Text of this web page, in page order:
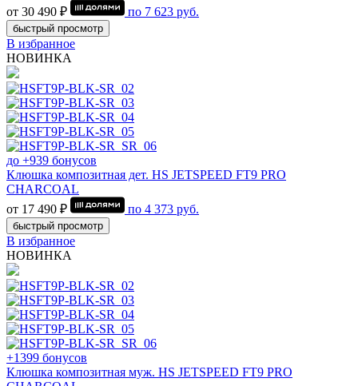
от 30 490 ₽
по 7 623 руб.
быстрый просмотр
В избранное
НОВИНКА
до +939 бонусов
Клюшка композитная дет. HS JETSPEED FT9 PRO
CHARCOAL
от 17 490 ₽
по 4 373 руб.
быстрый просмотр
В избранное
НОВИНКА
+1399 бонусов
Клюшка композитная муж. HS JETSPEED FT9 PRO